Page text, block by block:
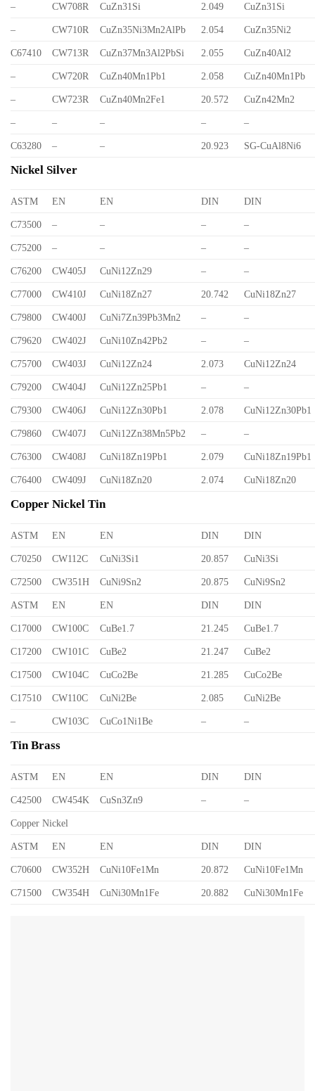
– CW708R CuZn31Si 2.049 CuZn31Si
– CW710R CuZn35Ni3Mn2AlPb 2.054 CuZn35Ni2
C67410 CW713R CuZn37Mn3Al2PbSi 2.055 CuZn40Al2
– CW720R CuZn40Mn1Pb1 2.058 CuZn40Mn1Pb
– CW723R CuZn40Mn2Fe1 20.572 CuZn42Mn2
– – – – –
C63280 – – 20.923 SG-CuAl8Ni6
Nickel Silver
ASTM EN EN DIN DIN
C73500 – – – –
C75200 – – – –
C76200 CW405J CuNi12Zn29 – –
C77000 CW410J CuNi18Zn27 20.742 CuNi18Zn27
C79800 CW400J CuNi7Zn39Pb3Mn2 – –
C79620 CW402J CuNi10Zn42Pb2 – –
C75700 CW403J CuNi12Zn24 2.073 CuNi12Zn24
C79200 CW404J CuNi12Zn25Pb1 – –
C79300 CW406J CuNi12Zn30Pb1 2.078 CuNi12Zn30Pb1
C79860 CW407J CuNi12Zn38Mn5Pb2 – –
C76300 CW408J CuNi18Zn19Pb1 2.079 CuNi18Zn19Pb1
C76400 CW409J CuNi18Zn20 2.074 CuNi18Zn20
Copper Nickel Tin
ASTM EN EN DIN DIN
C70250 CW112C CuNi3Si1 20.857 CuNi3Si
C72500 CW351H CuNi9Sn2 20.875 CuNi9Sn2
ASTM EN EN DIN DIN
C17000 CW100C CuBe1.7 21.245 CuBe1.7
C17200 CW101C CuBe2 21.247 CuBe2
C17500 CW104C CuCo2Be 21.285 CuCo2Be
C17510 CW110C CuNi2Be 2.085 CuNi2Be
– CW103C CuCo1Ni1Be – –
Tin Brass
ASTM EN EN DIN DIN
C42500 CW454K CuSn3Zn9 – –
Copper Nickel
ASTM EN EN DIN DIN
C70600 CW352H CuNi10Fe1Mn 20.872 CuNi10Fe1Mn
C71500 CW354H CuNi30Mn1Fe 20.882 CuNi30Mn1Fe